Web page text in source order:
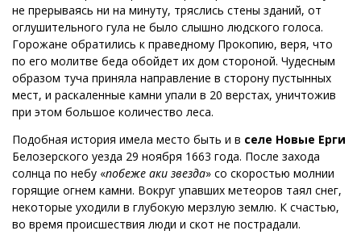
не прерываясь ни на минуту, тряслись стены зданий, от
оглушительного гула не было слышно людского голоса.
Горожане обратились к праведному Прокопию, веря, что
по его молитве беда обойдет их дом стороной. Чудесным
образом туча приняла направление в сторону пустынных
мест, и раскаленные камни упали в 20 верстах, уничтожив
при этом большое количество леса.
Подобная история имела место быть и в селе Новые Ерги
Белозерского уезда 29 ноября 1663 года. После захода
солнца по небу «побеже аки звезда» со скоростью молнии
горящие огнем камни. Вокруг упавших метеоров таял снег,
некоторые уходили в глубокую мерзлую землю. К счастью,
во время происшествия люди и скот не пострадали.